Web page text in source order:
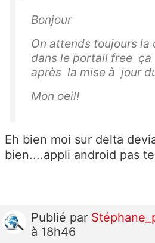
Bonjour
On attends toujours la
dans le portail free
après la mise à jour
Mon oeil!
Eh bien moi sur delta
bien....appli android pas
Publié par
à 18h46